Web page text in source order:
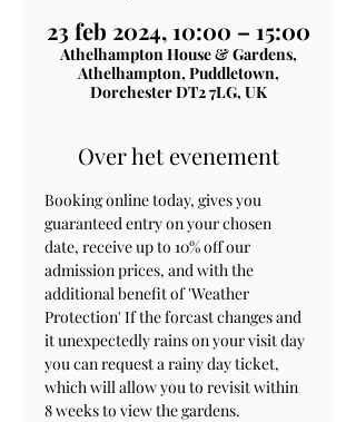
23 feb 2024, 10:00 – 15:00
Athelhampton House & Gardens,
Athelhampton, Puddletown,
Dorchester DT2 7LG, UK
Over het evenement
Booking online today, gives you
guaranteed entry on your chosen
date, receive up to 10% off our
admission prices, and with the
additional benefit of 'Weather
Protection' If the forcast changes and
it unexpectedly rains on your visit day
you can request a rainy day ticket,
which will allow you to revisit within
8 weeks to view the gardens.